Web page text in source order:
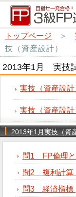
トップページ ＞
技（資産設計）
2013年1月 実技
実技（資産設
実技（資産設
2013年1月実技（
問1 FP倫理と
問2 複利計算
問3 経済指標